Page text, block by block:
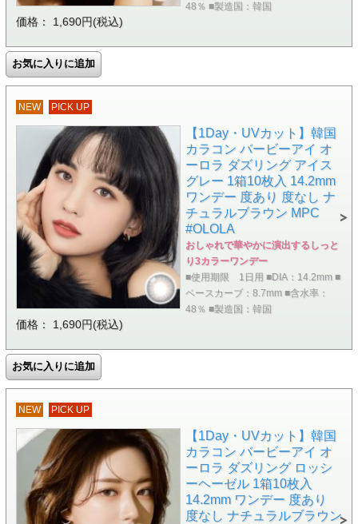
48％ ■製造国：韓国
価格： 1,690円(税込)
NEW PICK UP
【1Day・UVカット】韓国
カラコン バービーアイ オ
ーロラ ダズリング アイス
グレー 1箱10枚入 14.2mm
ワンデー 度あり 度なし ナ
チュラルブラウン MPC
#OLOLA
おしゃれで華やかに演出するしっと
り3カラーワンデー
■使用期限 1日用 ■DIA：14.2mm ■
ベースカーブ：8.7mm ■含水率：
48％ ■製造国：韓国
価格： 1,690円(税込)
NEW PICK UP
【1Day・UVカット】韓国
カラコン バービーアイ オ
ーロラ ダズリング ロッシ
ーヘーゼル 1箱10枚入
14.2mm ワンデー 度あり
度なし ナチュラルブラウン